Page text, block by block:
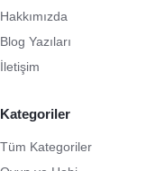
Hakkımızda
Blog Yazıları
İletişim
Kategoriler
Tüm Kategoriler